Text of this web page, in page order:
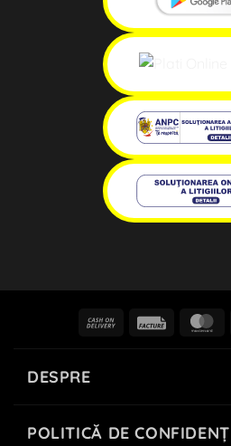
Cash
Facture
DESPRE
POLITICĂ DE